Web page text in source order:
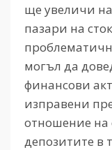
ще увеличи
пазари на
могъл да
финансови
изправени
отношение на
депозитите в